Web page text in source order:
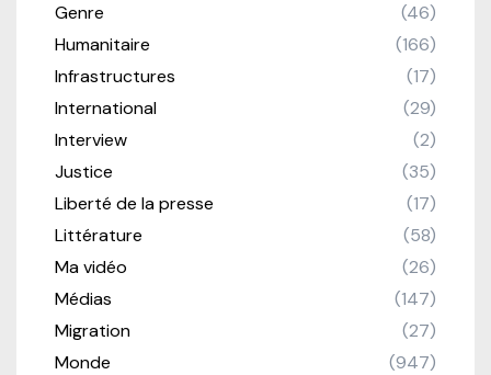
Genre
(46)
Humanitaire
(166)
Infrastructures
(17)
International
(29)
Interview
(2)
Justice
(35)
Liberté de la presse
(17)
Littérature
(58)
Ma vidéo
(26)
Médias
(147)
Migration
(27)
Monde
(947)